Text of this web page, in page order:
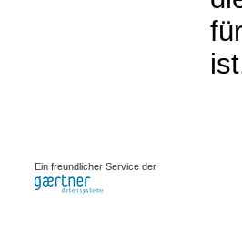
Ein freundlicher Service der